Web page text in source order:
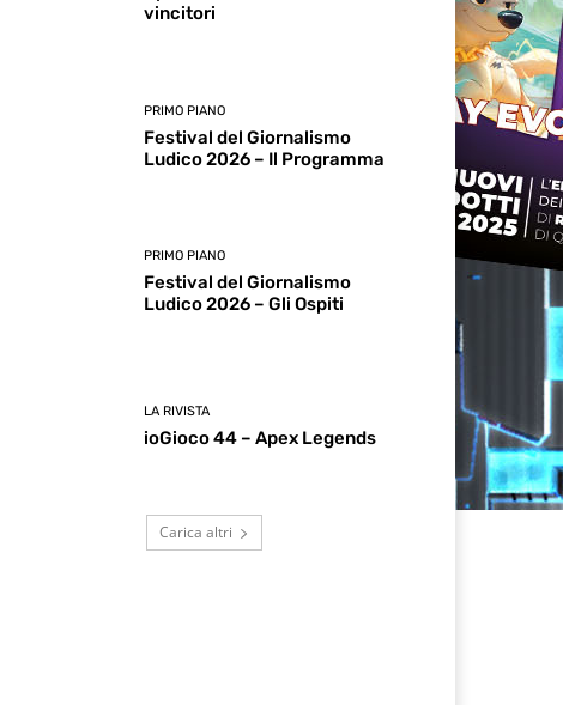
vincitori
PRIMO PIANO
Festival del Giornalismo
Ludico 2026 – Il Programma
PRIMO PIANO
Festival del Giornalismo
Ludico 2026 – Gli Ospiti
LA RIVISTA
ioGioco 44 – Apex Legends
Carica altri